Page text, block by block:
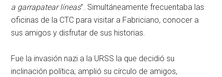
a garrapatear líneas”. Simultáneamente frecuentaba las
oficinas de la CTC para visitar a Fabriciano, conocer a
sus amigos y disfrutar de sus historias.
Fue la invasión nazi a la URSS la que decidió su
inclinación política; amplió su círculo de amigos,